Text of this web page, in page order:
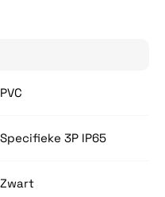
PVC
Specifieke 3P IP65
Zwart